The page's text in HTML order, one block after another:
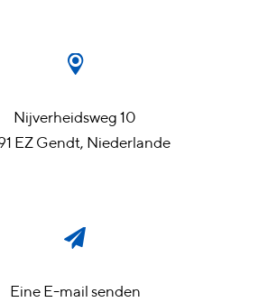
Nijverheidsweg 10
EZ Gendt, Niederlande
Eine E-mail senden